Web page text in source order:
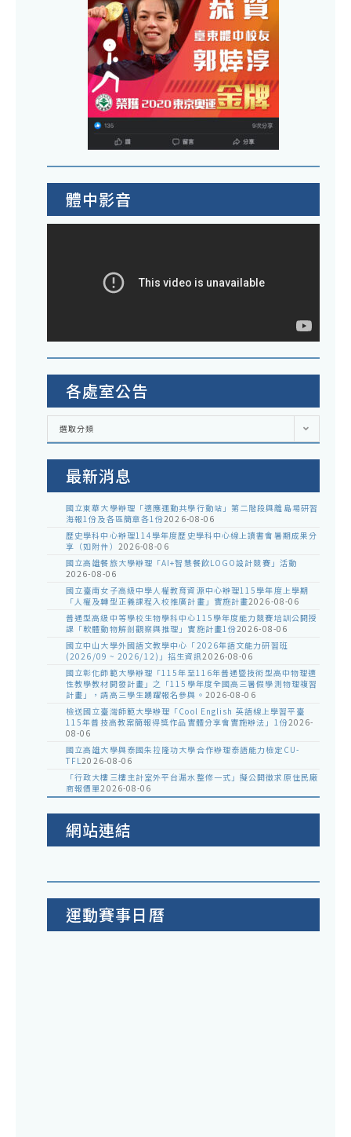
體中影音
各處室公告
各
室
選取分類
最新消息
國立東華大學辦理「適應運動共學行動站」第二階段與離島場研習
海報1份及各區簡章各1份2026-08-06
歷史學科中心辦理114學年度歷史學科中心線上讀書會暑期成果分
享（如附件） 2026-08-06
國立高雄餐旅大學辦理「AI+智慧餐飲LOGO設計競賽」活動
2026-08-06
國立臺南女子高級中學人權教育資源中心辦理115學年度上學期
「人權及轉型正義課程入校推廣計畫」實施計畫2026-08-06
普通型高級中等學校生物學科中心115學年度能力競賽培訓公開授
課「軟體動物解剖觀察與推理」實施計畫1份2026-08-06
國立中山大學外國語文教學中心「2026年語文能力研習班
(2026/09 ~ 2026/12)」招生資訊2026-08-06
國立彰化師範大學辦理「115年至116年普通暨技術型高中物理適
性教學教材開發計畫」之「115學年度全國高三暑假學測物理複習
計畫」，請高三學生踴躍報名參與。 2026-08-06
檢送國立臺灣師範大學辦理「Cool English 英語線上學習平臺
115年普技高教案簡報得獎作品實體分享會實施辦法」1份2026-
08-06
國立高雄大學與泰國朱拉隆功大學合作辦理泰語能力檢定CU-
TFL2026-08-06
「行政大樓三樓主計室外平台漏水整修一式」擬公開徵求原住民廠
商報價單2026-08-06
網站連結
運動賽事日曆